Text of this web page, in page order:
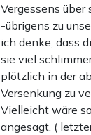
Vergessens
-übrigens zu
ich denke, dass
sie viel
plötzlich in der
Versenkung zu
Vielleicht wäre
angesagt. (